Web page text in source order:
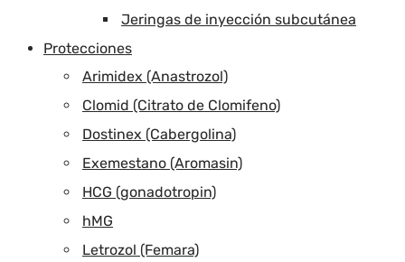
Jeringas de inyección subcutánea
Protecciones
Arimidex (Anastrozol)
Clomid (Citrato de Clomifeno)
Dostinex (Cabergolina)
Exemestano (Aromasin)
HCG (gonadotropin)
hMG
Letrozol (Femara)